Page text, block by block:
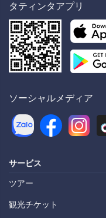
タティンタアプリ
ソーシャルメディア
サービス
ツアー
観光チケット